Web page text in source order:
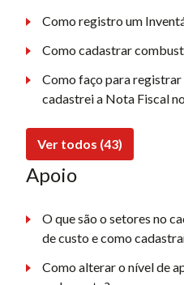
Como registro um
Como cadastrar
Como faço para registrar
cadastrei a Nota Fiscal
Ver todos (43)
Apoio
O que são o setores no
de custo e como
Como alterar o nível de